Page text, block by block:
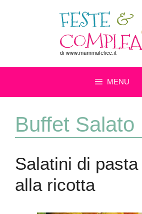
MENU
Buffet Salato
Salatini di
alla ricotta